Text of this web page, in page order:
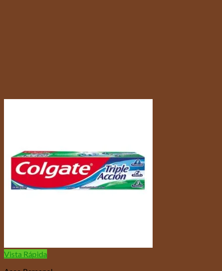
Vista Rápida